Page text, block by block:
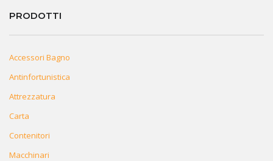
PRODOTTI
Accessori Bagno
Antinfortunistica
Attrezzatura
Carta
Contenitori
Macchinari